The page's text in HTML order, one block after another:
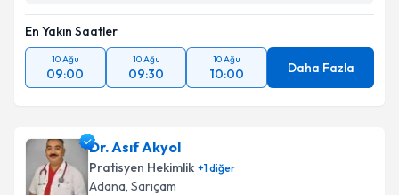
En Yakın Saatler
10 Ağu
09:00
10 Ağu
09:30
10 Ağu
10:00 Daha Fazla
Dr. Asıf Akyol
Pratisyen Hekimlik +1diğer
Adana, Sarıçam